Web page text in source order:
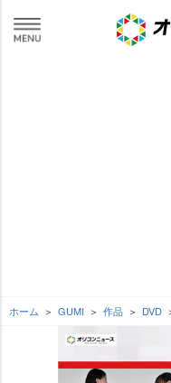
ホーム GUMI 作品 DVD